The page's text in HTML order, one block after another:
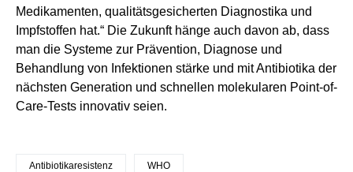
Medikamenten, qualitätsgesicherten Diagnostika und
Impfstoffen hat.“ Die Zukunft hänge auch davon ab, dass
man die Systeme zur Prävention, Diagnose und
Behandlung von Infektionen stärke und mit Antibiotika der
nächsten Generation und schnellen molekularen Point-of-
Care-Tests innovativ seien.
Antibiotikaresistenz WHO